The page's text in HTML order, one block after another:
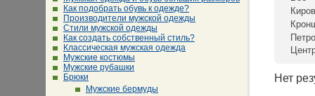
Как подобрать обувь к одежде?
Производители мужской одежды
Стили мужской одежды
Как создать собственный стиль?
Классическая мужская одежда
Мужские костюмы
Мужские рубашки
Брюки
Мужские бермуды
Нет